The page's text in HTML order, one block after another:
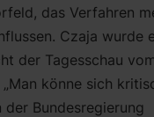
das Verfahren
Czaja wurde
der Tagesschau
könne sich
der Bundesregierung